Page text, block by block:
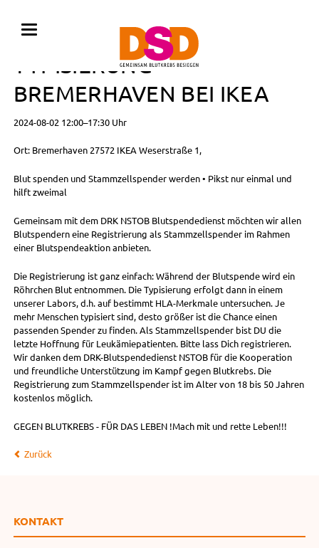
BLUTSPENDE MIT
TYPISIERUNG •
BREMERHAVEN BEI IKEA
2024-08-02 12:00–17:30 Uhr
Ort: Bremerhaven 27572 IKEA Weserstraße 1,
Blut spenden und Stammzellspender werden • Pikst nur einmal und
hilft zweimal
Gemeinsam mit dem DRK NSTOB Blutspendedienst möchten wir allen
Blutspendern eine Registrierung als Stammzellspender im Rahmen
einer Blutspendeaktion anbieten.
Die Registrierung ist ganz einfach: Während der Blutspende wird ein
Röhrchen Blut entnommen. Die Typisierung erfolgt dann in einem
unserer Labors, d.h. auf bestimmt HLA-Merkmale untersuchen. Je
mehr Menschen typisiert sind, desto größer ist die Chance einen
passenden Spender zu finden. Als Stammzellspender bist DU die
letzte Hoffnung für Leukämiepatienten. Bitte lass Dich registrieren.
Wir danken dem DRK-Blutspendedienst NSTOB für die Kooperation
und freundliche Unterstützung im Kampf gegen Blutkrebs. Die
Registrierung zum Stammzellspender ist im Alter von 18 bis 50 Jahren
kostenlos möglich.
GEGEN BLUTKREBS - FÜR DAS LEBEN !Mach mit und rette Leben!!!
Zurück
KONTAKT